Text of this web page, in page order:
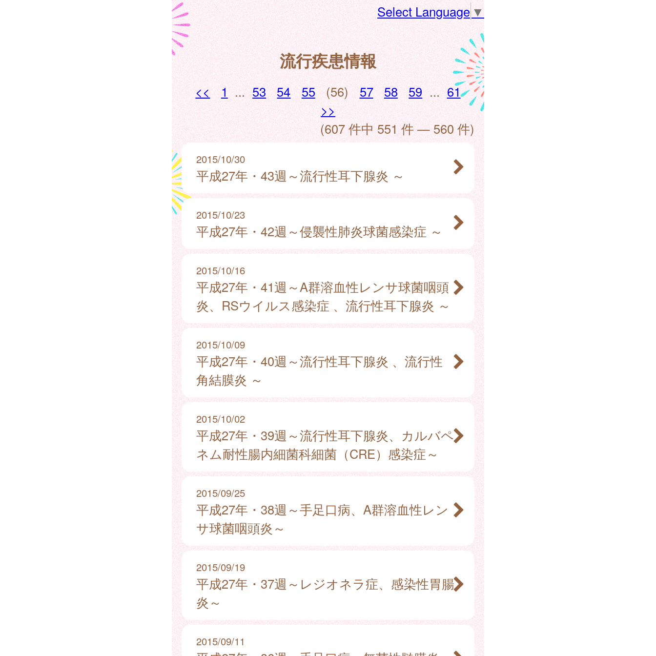
Select Language▼
流行疾患情報
<< 1 ... 53 54 55 (56) 57 58 59 ... 61
>>
(607 件中 551 件 — 560 件)
2015/10/30
平成27年・43週～流行性耳下腺炎 ～
2015/10/23
平成27年・42週～侵襲性肺炎球菌感染症 ～
2015/10/16
平成27年・41週～A群溶血性レンサ球菌咽頭
炎、RSウイルス感染症 、流行性耳下腺炎 ～
2015/10/09
平成27年・40週～流行性耳下腺炎 、流行性
角結膜炎 ～
2015/10/02
平成27年・39週～流行性耳下腺炎、カルバペ
ネム耐性腸内細菌科細菌（CRE）感染症～
2015/09/25
平成27年・38週～手足口病、A群溶血性レン
サ球菌咽頭炎～
2015/09/19
平成27年・37週～レジオネラ症、感染性胃腸
炎～
2015/09/11